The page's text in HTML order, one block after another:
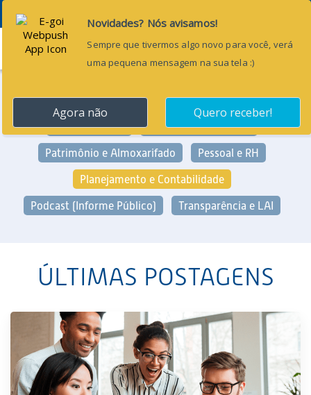
Menu
Categorias: Arrecadação e Fiscalização
Geral
Gestão Pública
Licitação e Contratos
Patrimônio e Almoxarifado
Pessoal e RH
Planejamento e Contabilidade
Podcast (Informe Público)
Transparência e LAI
ÚLTIMAS POSTAGENS